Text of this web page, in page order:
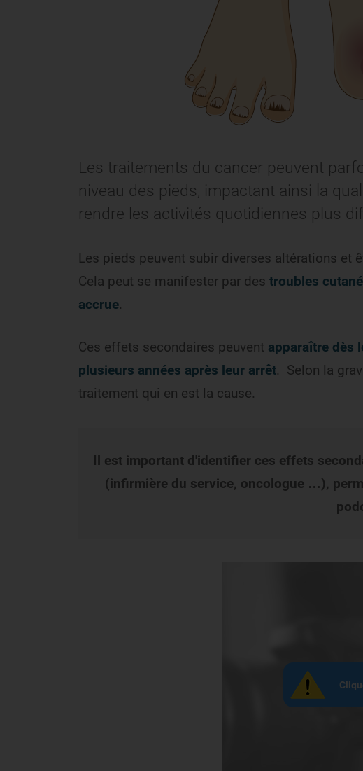
Les traitements du cancer peuvent
niveau des pieds, impactant ainsi la
rendre les activités quotidiennes plus
Les pieds peuvent subir diverses altérations et
Cela peut se manifester par des troubles
accrue.
Ces effets secondaires peuvent apparaître dès
plusieurs années après leur arrêt. Selon la
traitement qui en est la cause.
Il est important d'identifier ces effets
(infirmière du service, oncologue …),